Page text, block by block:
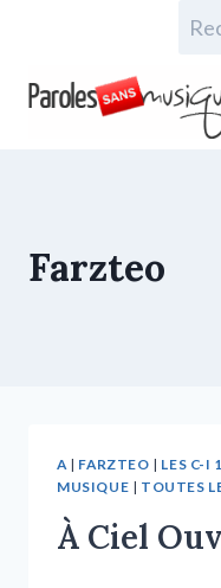
Farzteo
A| FARZTEO | LES C-I
MUSIQUE | TOUTES
À Ciel